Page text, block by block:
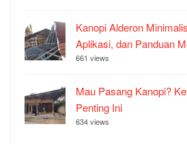
Kanopi Alderon
Aplikasi, dan Panduan
661 views
Mau Pasang Kanopi?
Penting Ini
634 views